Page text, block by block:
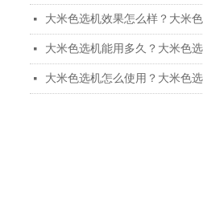
넷
넷
넷